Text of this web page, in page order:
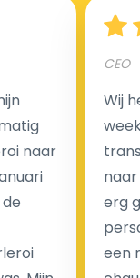
Hoeveel kost
Een van de
luchthaventaxi's
tegenstelling tot
brengen wij u
We hebben
wachttijd als uw
naar
CEO
Wij
naar
erg
een